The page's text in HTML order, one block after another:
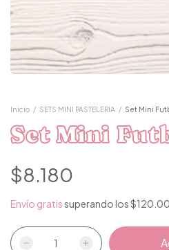
Inicio / SETS MINI PASTELERIA / Set Mini
Set Mini
$8.180
Envío gratissuperando los